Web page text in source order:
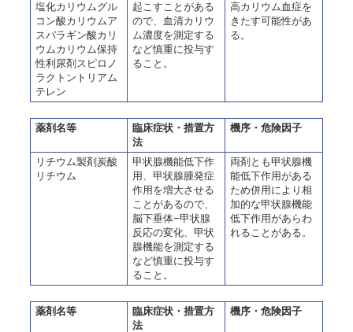
塩化カリウムグル
コン酸カリウムア
スパラギン酸カリ
ウムカリウム保持
性利尿剤スピロノ
ラクトントリアム
テレン
起こすことがある
ので、血清カリウ
ム濃度を測定する
など慎重に投与す
ること。
高カリウム血症を
きたす可能性があ
る。
薬剤名等
臨床症状・措置方
法
機序・危険因子
リチウム製剤炭酸
リチウム
甲状腺機能低下作
用、甲状腺腫発症
作用を増大させる
ことがあるので、
脳下垂体−甲状腺
反応の変化、甲状
腺機能を測定する
など慎重に投与す
ること。
両剤とも甲状腺機
能低下作用がある
ため併用により相
加的な甲状腺機能
低下作用があらわ
れることがある。
薬剤名等
臨床症状・措置方
法
機序・危険因子